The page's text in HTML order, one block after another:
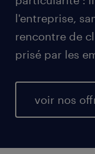
l'entreprise,
rencontre de
prisé par les
voir nos